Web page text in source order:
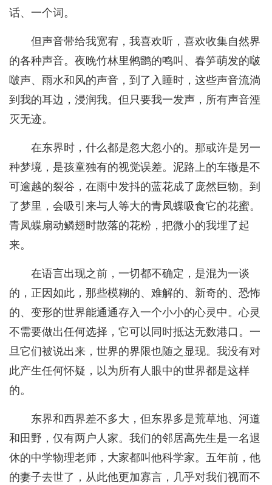
话、一个词。
但声音带给我宽宥，我喜欢听，喜欢收集自然界
的各种声音。夜晚竹林里鸺鹠的鸣叫、春笋萌发的啵
啵声、雨水和风的声音，到了入睡时，这些声音流淌
到我的耳边，浸润我。但只要我一发声，所有声音湮
灭无迹。
在东界时，什么都是忽大忽小的。那或许是另一
种梦境，是孩童独有的视觉误差。泥路上的车辙是不
可逾越的裂谷，在雨中发抖的蓝花成了庞然巨物。到
了梦里，会吸引来与人等大的青凤蝶吸食它的花蜜。
青凤蝶扇动鳞翅时散落的花粉，把微小的我埋了起
来。
在语言出现之前，一切都不确定，是混为一谈
的，正因如此，那些模糊的、难解的、新奇的、恐怖
的、变形的世界能通通存入一个小小的心灵中。心灵
不需要做出任何选择，它可以同时抵达无数港口。一
旦它们被说出来，世界的界限也随之显现。我没有对
此产生任何怀疑，以为所有人眼中的世界都是这样
的。
东界和西界差不多大，但东界多是荒草地、河道
和田野，仅有两户人家。我们的邻居高先生是一名退
休的中学物理老师，大家都叫他科学家。五年前，他
的妻子去世了，从此他更加寡言，几乎对我们视而不